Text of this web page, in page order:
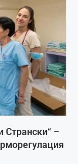
Странски“ –